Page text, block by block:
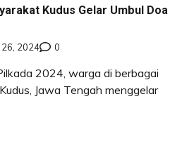
Kudus Gelar Umbul Doa
2024 0
2024, warga di berbagai
Jawa Tengah menggelar